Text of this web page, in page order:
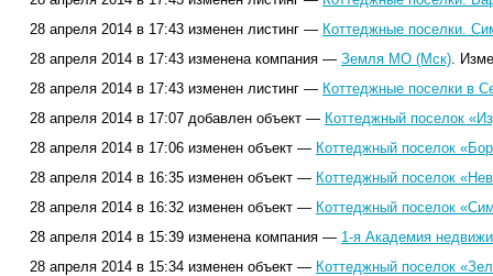
28 апреля 2014 в 17:43 изменен листинг — Коттеджные поселки.
28 апреля 2014 в 17:43 изменена компания — Земля МО (Мск).
28 апреля 2014 в 17:43 изменен листинг — Коттеджные поселки в
28 апреля 2014 в 17:07 добавлен объект — Коттеджный поселок
28 апреля 2014 в 17:06 изменен объект — Коттеджный поселок
28 апреля 2014 в 16:35 изменен объект — Коттеджный поселок
28 апреля 2014 в 16:32 изменен объект — Коттеджный поселок
28 апреля 2014 в 15:39 изменена компания — 1-я Академия
28 апреля 2014 в 15:34 изменен объект — Коттеджный поселок